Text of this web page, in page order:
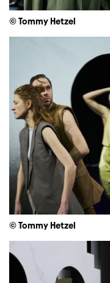
© Tommy Hetzel
© Tommy Hetzel